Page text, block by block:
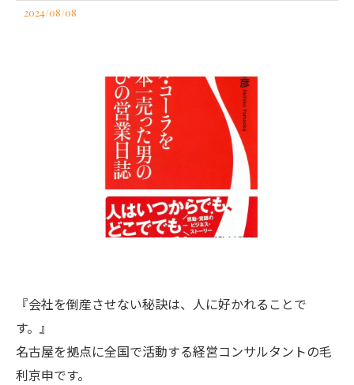
2024/08/08
『会社を倒産させない秘訣は、人に好かれることで
す。』
名古屋を拠点に全国で活動する経営コンサルタントの毛
利京申です。